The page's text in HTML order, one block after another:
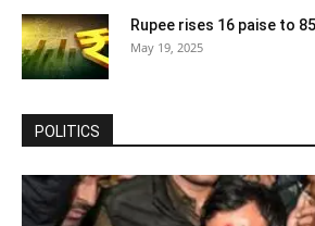
Rupee rises 16 paise to
May 19, 2025
POLITICS